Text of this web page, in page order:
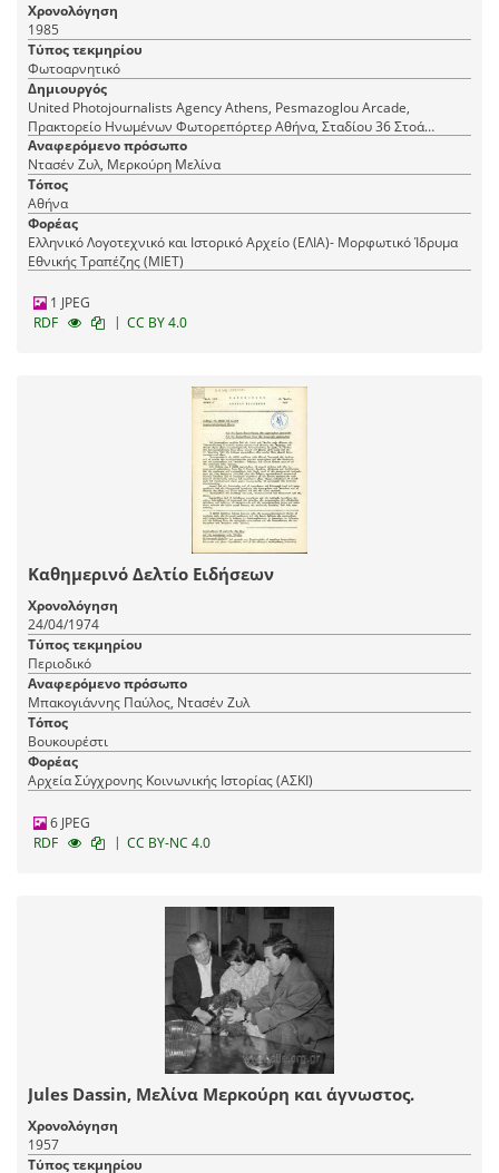
Χρονολόγηση
1985
Τύπος τεκμηρίου
Φωτοαρνητικό
Δημιουργός
United Photojournalists Agency Athens, Pesmazoglou Arcade,
Πρακτορείο Ηνωμένων Φωτορεπόρτερ Αθήνα, Σταδίου 36 Στοά
Πεσμαζόγλου, τηλ. 22-348
Αναφερόμενο πρόσωπο
Ντασέν Ζυλ, Μερκούρη Μελίνα
Τόπος
Αθήνα
Φορέας
Ελληνικό Λογοτεχνικό και Ιστορικό Αρχείο (ΕΛΙΑ)- Μορφωτικό Ίδρυμα
Εθνικής Τραπέζης (ΜΙΕΤ)
1 JPEG
RDF
| CC BY 4.0
Καθημερινό Δελτίο Ειδήσεων
Χρονολόγηση
24/04/1974
Τύπος τεκμηρίου
Περιοδικό
Αναφερόμενο πρόσωπο
Μπακογιάννης Παύλος, Ντασέν Ζυλ
Τόπος
Βουκουρέστι
Φορέας
Αρχεία Σύγχρονης Κοινωνικής Ιστορίας (ΑΣΚΙ)
6 JPEG
RDF
| CC BY-NC 4.0
Jules Dassin, Μελίνα Μερκούρη και άγνωστος.
Χρονολόγηση
1957
Τύπος τεκμηρίου